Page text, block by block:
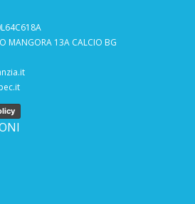
MANGORA 13A CALCIO BG